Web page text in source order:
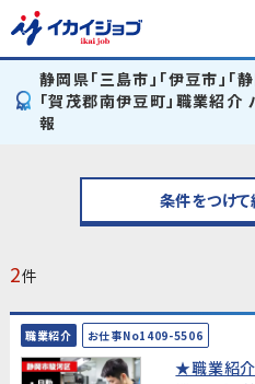
静岡県「三島市」「伊豆市」「
「賀茂郡南伊豆町」職業紹介
報
条件をつけ
2件
職業紹介 お仕事No1409-5506
★職業紹介